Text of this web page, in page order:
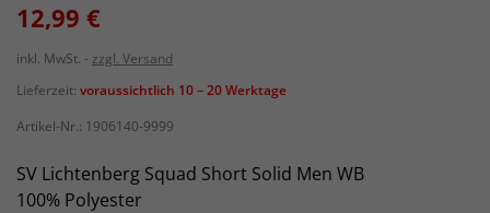
12,99 €
inkl. MwSt.
zzgl. Versand
Lieferzeit: voraussichtlich 10 – 20 Werktage
Artikel-Nr.: 1906140-9999
SV Lichtenberg Squad Short Solid Men WB
100% Polyester